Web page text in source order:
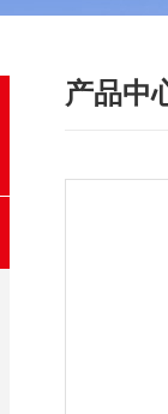
产品中